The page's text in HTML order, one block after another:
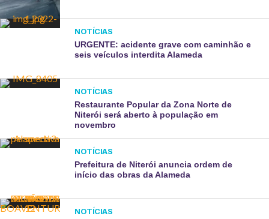
NOTÍCIAS
URGENTE: acidente grave com caminhão e
seis veículos interdita Alameda
NOTÍCIAS
Restaurante Popular da Zona Norte de
Niterói será aberto à população em
novembro
NOTÍCIAS
Prefeitura de Niterói anuncia ordem de
início das obras da Alameda
NOTÍCIAS